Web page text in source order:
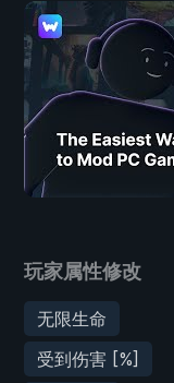
玩家属性修改
无限生命
受到伤害 [%]